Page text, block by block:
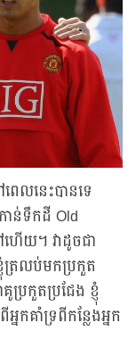
េលនេះបានទេ
ាន់ទឹកដី Old
ើយ។ វាដូចជា
ត្រលប់មកប្រកួត
រកួតប្រជែង ខ្ញុំ
គាំទ្រពីកន្លែងអ្នក